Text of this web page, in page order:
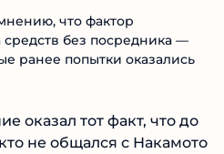
что фактор
без посредника —
ранее попытки оказались
оказал тот факт, что до
не общался с Накамото